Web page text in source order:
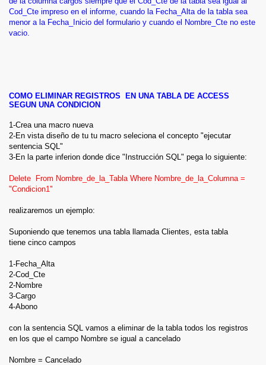
Cod_Cte impreso en el informe, cuando la Fecha_Alta de la tabla sea
menor a la Fecha_Inicio del formulario y cuando el Nombre_Cte no este
vacio.
COMO ELIMINAR REGISTROS EN UNA TABLA DE ACCESS
SEGUN UNA CONDICION
1-Crea una macro nueva
2-En vista diseño de tu tu macro seleciona el concepto "ejecutar
sentencia SQL"
3-En la parte inferion donde dice "Instrucción SQL" pega lo siguiente:
Delete From Nombre_de_la_Tabla Where Nombre_de_la_Columna =
"Condicion1"
realizaremos un ejemplo:
Suponiendo que tenemos una tabla llamada Clientes, esta tabla
tiene cinco campos
1-Fecha_Alta
2-Cod_Cte
2-Nombre
3-Cargo
4-Abono
con la sentencia SQL vamos a eliminar de la tabla todos los registros
en los que el campo Nombre se igual a cancelado
Nombre = Cancelado